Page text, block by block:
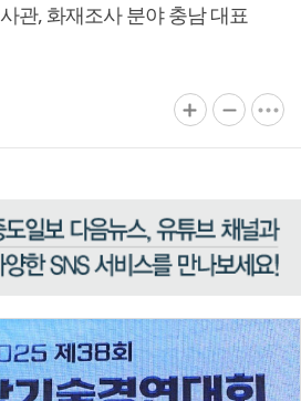
관, 화재조사 분야 충남 대표